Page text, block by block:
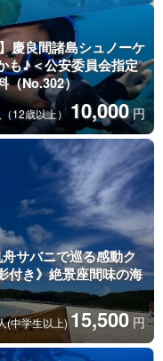
慶良間諸島シュノーケ
も♪＜公安委員会指定
（No.302）
12歳以上） 10,000 円
サバニで巡る感動ク
付き》絶景座間味の海
(中学生以上)15,500 円